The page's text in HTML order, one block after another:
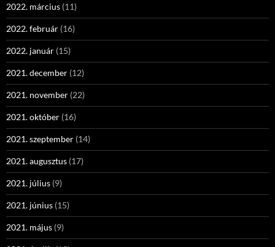
2022. március (11)
2022. február (16)
2022. január (15)
2021. december (12)
2021. november (22)
2021. október (16)
2021. szeptember (14)
2021. augusztus (17)
2021. július (9)
2021. június (15)
2021. május (9)